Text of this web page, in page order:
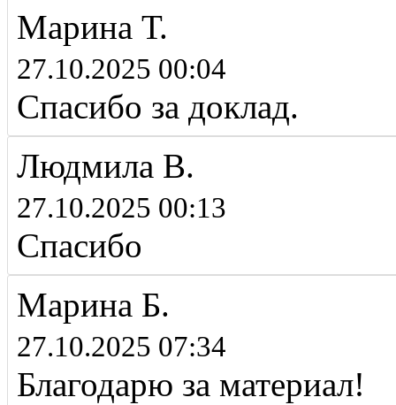
Марина Т.
27.10.2025 00:04
Спасибо за доклад.
Людмила В.
27.10.2025 00:13
Спасибо
Марина Б.
27.10.2025 07:34
Благодарю за материал!